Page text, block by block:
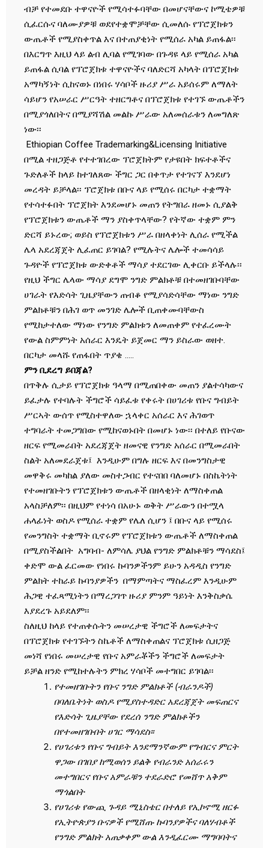
ብቻ የተመደቡ ተዋናዮች የሚሳተፉባቸው በመሆናቸውና ኮሚቴዎቹ
ሲፈርሱና ባለሙያዎቹ ወደየተቋሞቻቸው ሲመለሱ የፕሮጀክቱን
ውጤቶች የሚያስቀጥል እና በተጠያቂነት የሚሰራ አካል ይጠፋል፡፡
በእርግጥ እዚህ ላይ ልብ ሊባል የሚገባው በጉዳዩ ላይ የሚሰራ አካል
ይጠፋል ሲባል የፕሮጀክቱ ተዋናዮችና ባለድርሻ አካላት በፕሮጀክቱ
አማካኝነት ሲከናወኑ በነበሩ ሃሳቦች ዙሪያ ሥራ አይሰሩም ለማለት
ሳይሆን የአሠራር ሥርዓት ተዘርግቶና በፕሮጀክቱ የተገኙ ውጤቶችን
በሚያጎለበትና በሚያሻሽል መልኩ ሥራው አለመሰራቱን ለመግለጽ
ነው፡፡
Ethiopian Coffee Trademarking&Licensing Initiative
በሚል ተዘጋጅቶ የተተገበረው ፕሮጀክትም የታዩበት ክፍተቶችና
ጉድለቶች ከላይ ከተገለጸው ችግር ጋር በቀጥታ የተገናኘ እንደሆነ
መረዳት ይቻላል፡፡ ፕሮጀክቱ በቡና ላይ የሚሰሩ በርካታ ተቋማት
የተሳተፉበት ፕሮጀክት እንደመሆኑ መጠን የትግበራ ዘመኑ ሲያልቅ
የፕሮጀክቱን ውጤቶች ማን ያስቀጥላቸው? የትኛው ተቋም ምን
ድርሻ ይኑረው; ወይስ የፕሮጀክቱን ሥራ በዘላቀነት ሊሰራ የሚችል
ሌላ አደረጃጀት ሊፈጠር ይገባል? የሚሉትና ሌሎች ተመሳሳይ
ጉዳዮች የፕሮጀክቱ ውድቀቶች ማሳያ ተደርገው ሊቀርቡ ይችላሉ፡፡
የዚህ ችግር ሌላው ማሳያ ደግሞ ንግድ ምልክቶቹ በተመዘገቡባቸው
ሀገራት የእድሳት ጊዜያቸውን ጠብቆ የሚያሳድሳቸው ማነው ንግድ
ምልክቶቹን በሕገ ወጥ መንገድ ሌሎች ቢጠቀሙባቸውስ
የሚከታተለው ማነው የንግድ ምልክቱን ለመጠቀም የተፈረሙት
የውል ስምምነት አሰራር እንዴት ይጀመር ማን ይስራው ወዘተ.
በርካታ መላሹ የጠፋበት ጥያቄ …..
ምን ቢደረግ ይበጃል?
በጥቅሉ ሲታይ የፕሮጀክቱ ዓላማ በሚጠበቀው መጠን ያልተሳካውና
ይፈታሉ የተባሉት ችግሮች ሳይፈቱ የቀሩት በሀገሪቱ የቡና ግብይት
ሥርኣት ውሰጥ የሚስተዋለው ኋላቀር አሰራር እና ሕገወጥ
ተግባራት ተመጋግበው የሚከናወኑበት በመሆኑ ነው፡፡ በተለይ የቡናው
ዘርፍ የሚመራበት አደረጃጀት ዘመናዊ የንግድ አሰራር በሚመራበት
ስልት አለመደራጀቱ፤ እንዲሁም በግሉ ዘርፍ እና በመንግስታዊ
መዋቅሩ መካከል ያለው መስተጋብር የተናበበ ባለመሆኑ በስኬትነት
የተመዘገቡትን የፕሮጀክቱን ውጤቶች በዘላቂነት ለማስቀጠል
አላስቻለም፡፡ በዚህም የተነሳ በአሁኑ ወቅት ሥራውን በተሟላ
ሐላፊነት ወስዶ የሚሰራ ተቋም የሌለ ሲሆን ፤ በቡና ላይ የሚሰሩ
የመንግስት ተቋማት ቢኖሩም የፕሮጀክቱን ውጤቶች ለማስቀጠል
በሚያስችልበት አግባብ- ለምሳሌ ያህል የንግድ ምልክቶቹን ማሳደስ፤
ቀድሞ ውል ፈርመው የነበሩ ኩባንዎችንም ይሁን አዳዲስ የንግድ
ምልክት ተከራይ ኩባንያዎችን በማምጣትና ማስፈረም እንዲሁም
ሕጋዊ ተፈጻሚነትን በማረጋገጥ ዙሪያ ምንም ዓይነት እንቅስቃሴ
እያደረጉ አይደለም፡፡
ስለዚህ ከላይ የተጠቀሱትን መሠረታዊ ችግሮች ለመፍታትና
በፕሮጀክቱ የተገኙትን ስኬቶች ለማስቀጠልና ፕሮጀክቱ ሲዘጋጅ
መነሻ የነበሩ መሠረታዊ የቡና አምራቾችን ችግሮች ለመፍታት
ይቻል ዘንድ የሚከተሉትን ምክረ ሃሳቦች መተግበር ይገባል፡፡
የተመዘገቡትን የቡና ንግድ ምልክቶች (ብራንዶች)
በባለቤትነት ወስዶ የሚያስተዳድር አደረጃጀት መፍጠርና
የእድሳት ጊዜያቸው የደረሰ ንግድ ምልክቶችን
በየተመዘገቡበት ሀገር ማሳደስ፡፡
የሀገሪቱን የቡና ግብይት እንደማንኛውም የግብርና ምርት
ዋጋው በገበያ ከሚወሰን ይልቅ የብራንድ አሰራሩን
መተግበርና የቡና አምራቹን ተደራድሮ የመሸጥ አቅም
ማጎልበት
የሀገሪቱ የውጪ ጉዳይ ሚኒስቴር በተለይ የኢኮኖሚ ዘርፉ
የኢትዮጵያን ቡናዎች የሚሸጡ ኩባንያዎችና ባለሃብቶች
የንግድ ምልክት አጠቃቀም ውል እንዲፈርሙ ማግባባትና